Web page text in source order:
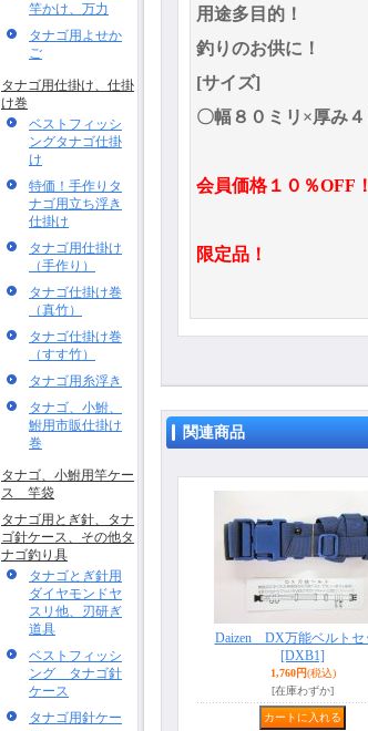
竿かけ、万力
タナゴ用よせか
ご
タナゴ用仕掛け、仕掛
け巻
ベストフィッシ
ングタナゴ仕掛
け
特価！手作りタ
ナゴ用立ち浮き
仕掛け
タナゴ用仕掛け
（手作り）
タナゴ仕掛け巻
（真竹）
タナゴ仕掛け巻
（すす竹）
タナゴ用糸浮き
タナゴ、小鮒、
鮒用市販仕掛け
巻
タナゴ、小鮒用竿ケー
ス 竿袋
タナゴ用とぎ針、タナ
ゴ針ケース、その他タ
ナゴ釣り具
タナゴとぎ針用
ダイヤモンドヤ
スリ他、刃研ぎ
道具
ベストフィッシ
ング タナゴ針
ケース
タナゴ用針ケー
用途多目的！
釣りのお供に！
[サイズ]
〇幅８０ミリ×厚み
会員価格１０％OFF！
限定品！
関連商品
Daizen DX万能ベルトセ
[DXB1]
1,760円(税込)
[在庫わずか]